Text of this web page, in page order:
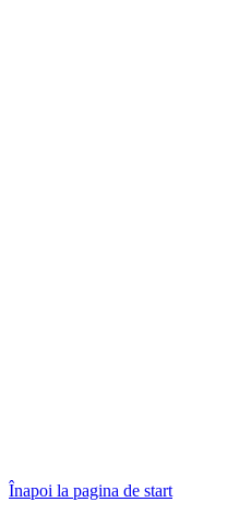
Înapoi la pagina de start